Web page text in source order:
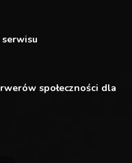
społeczności dla